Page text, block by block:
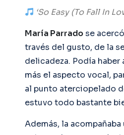
‘So Easy (To Fall In
María Parradose
través del gusto, de la
delicadeza. Podía
más el aspecto vocal,
al punto aterciopelado
estuvo todo bastante
Además, la acompañaba